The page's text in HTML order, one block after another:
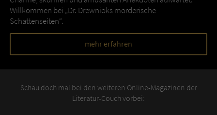
Willkommen bei „Dr. Drewnioks mörderische
Schattenseiten“.
mehr erfahren
Schau doch mal bei den weiteren Online-Magazinen der
Literatur-Couch vorbei: